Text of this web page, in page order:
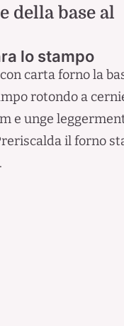
della base al
lo stampo
carta forno la
rotondo a
e unge
il forno